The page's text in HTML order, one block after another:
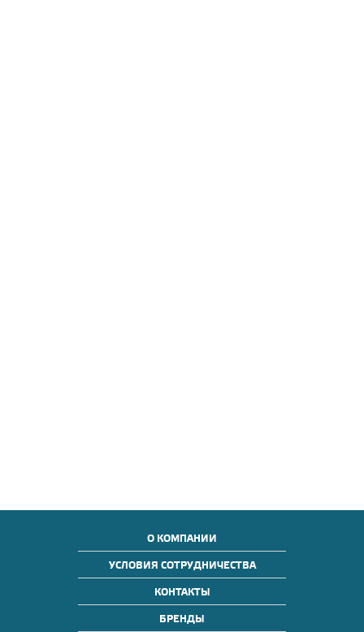
О КОМПАНИИ
УСЛОВИЯ СОТРУДНИЧЕСТВА
КОНТАКТЫ
БРЕНДЫ